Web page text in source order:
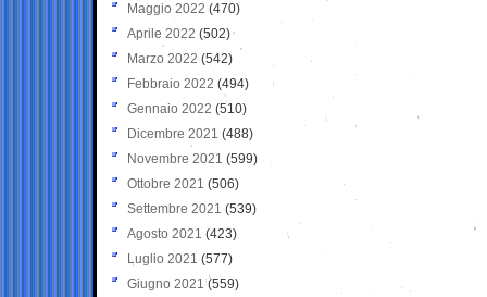
Maggio 2022 (470)
Aprile 2022 (502)
Marzo 2022 (542)
Febbraio 2022 (494)
Gennaio 2022 (510)
Dicembre 2021 (488)
Novembre 2021 (599)
Ottobre 2021 (506)
Settembre 2021 (539)
Agosto 2021 (423)
Luglio 2021 (577)
Giugno 2021(559)